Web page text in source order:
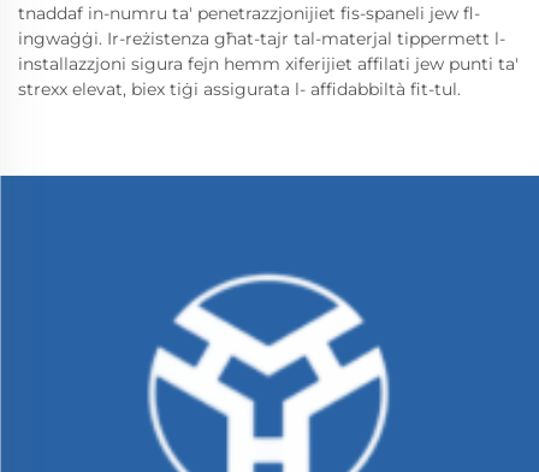
tnaddaf in-numru ta' penetrazzjonijiet fis-spaneli jew fl-
ingwaġġi. Ir-reżistenza għat-tajr tal-materjal tippermett l-
installazzjoni sigura fejn hemm xiferijiet affilati jew punti ta'
strexx elevat, biex tiġi assigurata l- affidabbiltà fit-tul.